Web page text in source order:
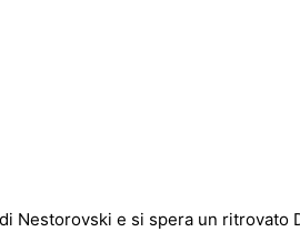
Nestorovski e si spera un ritrovato